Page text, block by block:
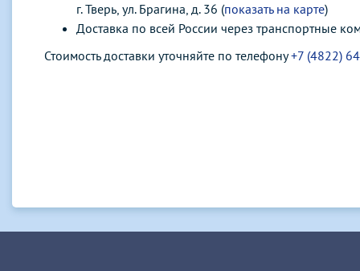
г. Тверь, ул. Брагина, д. 36 (показать на карте)
Доставка по всей России через транспортные
Стоимость доставки уточняйте по телефону+7 (4822)